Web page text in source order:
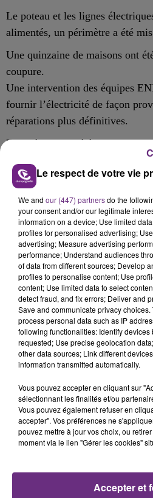
Le poteau et les lignes
alimentés, un périmètre a été
Une quinzaine de maisons ont
coupure.
Une intervention des équipes
fournir l’électricité de façon
réparations plus définitives.
Une déviationa étémise en
FIL D'ACTU
6 août 2026
SI TOUT LE MONDE
PROCHAINE JE
août dans la commune de
jamais vu !
Le respect de votre vie
We and our (447) partnersdo the
your consent and/or our legitimate
information on a device; Use limited
profiles for personalised advertising;
advertising; Measure advertising
performance; Understand audiences
of data from different sources; Develop
profiles to personalise content; Use
content; Use limited data to select
detect fraud, and fix errors; Deliver and
Save and communicate privacy
process personal data such as IP
following functionalities: Identify
requested; Use precise geolocation
other data sources; Link different
information transmitted automatically.
Vous pouvez accepter en cliquant sur
sélectionnant les finalités et/ou
Vous pouvez également refuser en
accepter". Vos préférences ne
pouvez mettre à jour vos choix, ou
moment via le lien "Gérer les cookies"
Accepter et